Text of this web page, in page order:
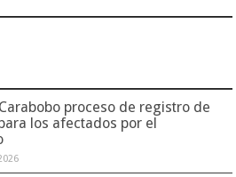
proceso de registro de
los afectados por el